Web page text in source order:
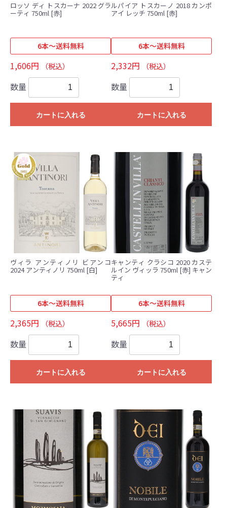
ロッソ ディ トスカーナ 2022 グラ
ーティ 750ml [赤]
6本～送料無料
1,606円 （税込）
数量
カートに入れる
ルパイア トスカーノ 2018 カンポ
アイ レッチ 750ml [赤]
6本～送料無料
2,332円 （税込）
数量
カートに入れる
ヴィラ アンティノリ ビアンコ
2024 アンティノリ 750ml [白]
6本～送料無料
2,365円 （税込）
数量
カートに入れる
キャンティ クラシコ 2020 カステ
ルイン ヴィッラ 750ml [赤] キャン
ティ
6本～送料無料
5,665円 （税込）
数量
カートに入れる